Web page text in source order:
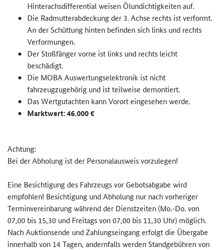
Hinterachsdifferential weisen Ölundichtigkeiten auf.
Die Radmutterabdeckung der 3. Achse rechts ist verformt.
An der Schüttung hinten befinden sich links und rechts
Verformungen.
Der Stoßfänger vorne ist links und rechts leicht
beschädigt.
Die MOBA Auswertungselektronik ist nicht
fahrzeugzugehörig und ist teilweise demontiert.
Das Wertgutachten kann Vorort eingesehen werde.
Marktwert: 46.000 €
Achtung:
Bei der Abholung ist der Personalausweis vorzulegen!
Eine Besichtigung des Fahrzeugs vor Gebotsabgabe wird
empfohlen! Besichtigung und Abholung nur nach vorheriger
Terminvereinbarung während der Dienstzeiten (Mo.-Do. von
07,00 bis 15,30 und Freitags von 07,00 bis 11,30 Uhr) möglich.
Nach Auktionsende und Zahlungseingang erfolgt die Übergabe
innerhalb von 14 Tagen, andernfalls werden Standgebühren von